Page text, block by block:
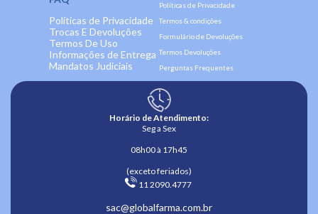
Políticas de Privacidade
Trocas E Devoluções
Termos De Uso
Informações de Entrega
Mandatos Judiciais
Políticas de Privacidade
Termos & condições
Formulário de Devoluções
Termos Devoluções
Perguntas Frequentes
Horário de Atendimento:
Seg a Sex
08h00 à 17h45
(exceto feriados)
11 2090.4777
sac@globalfarma.com.br